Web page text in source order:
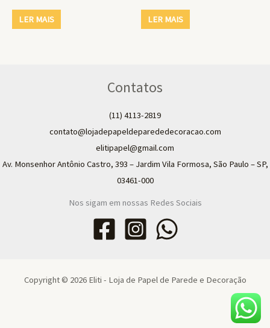
LER MAIS LER MAIS
Contatos
(11) 4113-2819
contato@lojadepapeldeparededecoracao.com
elitipapel@gmail.com​
Av. Monsenhor Antônio Castro, 393 – Jardim Vila Formosa, São Paulo – SP,
03461-000
Nos sigam em nossas Redes Sociais
Copyright © 2026 Eliti - Loja de Papel de Parede e Decoração